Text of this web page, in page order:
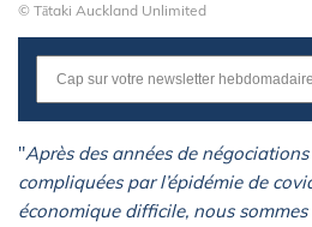
© Tātaki Auckland Unlimited
"Après des années de
compliquées par l’épidémie de
économique difficile, nous